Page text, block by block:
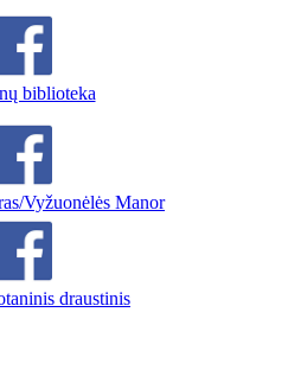
biblioteka
Vyžuonėlės Manor
draustinis